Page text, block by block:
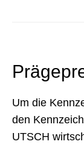
Um die
den
UTSCH